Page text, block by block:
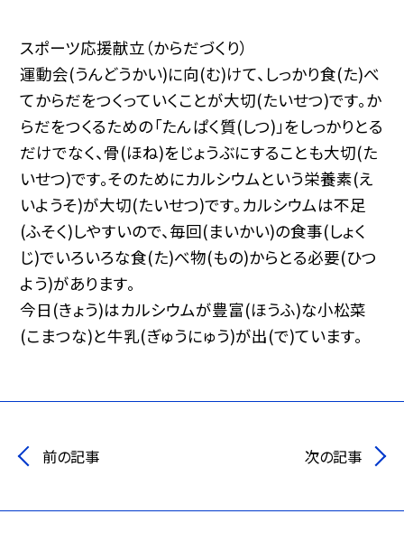
スポーツ応援献立（からだづくり）
運動会(うんどうかい)に向(む)けて、しっかり食(た)べ
てからだをつくっていくことが大切(たいせつ)です。か
らだをつくるための「たんぱく質(しつ)」をしっかりとる
だけでなく、骨(ほね)をじょうぶにすることも大切(た
いせつ)です。そのためにカルシウムという栄養素(え
いようそ)が大切(たいせつ)です。カルシウムは不足
(ふそく)しやすいので、毎回(まいかい)の食事(しょく
じ)でいろいろな食(た)べ物(もの)からとる必要(ひつ
よう)があります。
今日(きょう)はカルシウムが豊富(ほうふ)な小松菜
(こまつな)と牛乳(ぎゅうにゅう)が出(で)ています。
前の記事 次の記事